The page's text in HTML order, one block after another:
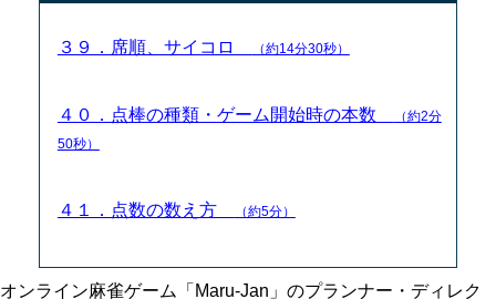
３９．席順、サイコロ （約14分30秒）
４０．点棒の種類・ゲーム開始時の本数
（約2分
50秒）
４１．点数の数え方 （約5分）
オンライン麻雀ゲーム「Maru-Jan」のプランナー・ディレク